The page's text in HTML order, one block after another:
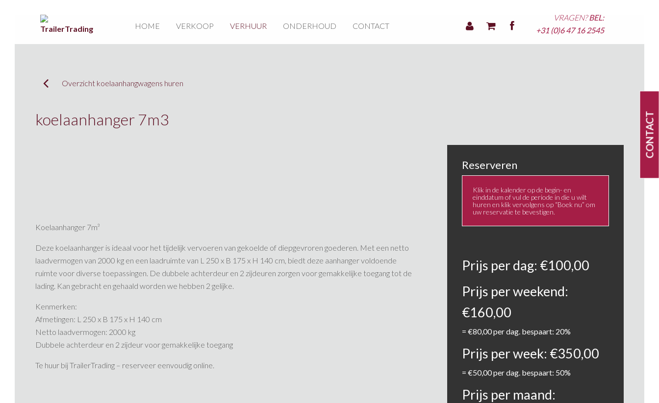
HOME VERKOOP VERHUUR ONDERHOUD CONTACT
VRAGEN?BEL:
+31 (0)6 47 16 2545
Overzicht koelaanhangwagens huren
koelaanhanger 7m3
Koelaanhanger 7m³
Deze koelaanhanger is ideaal voor het tijdelijk vervoeren van gekoelde of diepgevroren goederen. Met een netto
laadvermogen van 2000 kg en een laadruimte van L 250 x B 175 x H 140 cm, biedt deze aanhanger voldoende
ruimte voor diverse toepassingen. De dubbele achterdeur en 2 zijdeuren zorgen voor gemakkelijke toegang tot de
lading.​ Kan gebracht en gehaald worden we hebben 2 gelijke.
Kenmerken:
Afmetingen: L 250 x B 175 x H 140 cm
Netto laadvermogen: 2000 kg
Dubbele achterdeur en 2 zijdeur voor gemakkelijke toegang​
Te huur bij TrailerTrading – reserveer eenvoudig online.
Reserveren
Klik in de kalender op de begin- en
einddatum of vul de periode in die u wilt
huren en klik vervolgens op “Boek nu” om
uw reservatie te bevestigen.
Prijs per dag: €100,00
Prijs per weekend:
€160,00
= €80,00per dag. bespaart: 20%
Prijs per week: €350,00
= €50,00per dag. bespaart: 50%
Prijs per maand:
CONTACT